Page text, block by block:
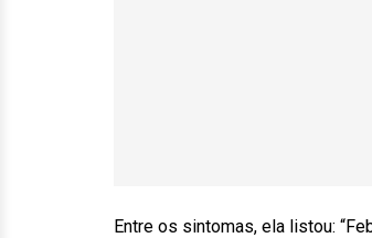
Entre os sintomas, ela listou: